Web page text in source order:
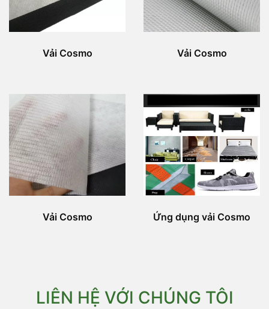
Vải Cosmo Vải Cosmo
Vải Cosmo Ứng dụng vải Cosmo
LIÊN HỆ VỚI CHÚNG TÔI